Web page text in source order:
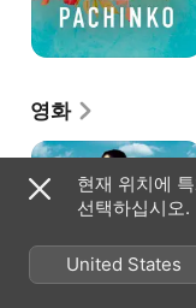
영화
가루지기
현재 위치에
선택하십시오.
United States